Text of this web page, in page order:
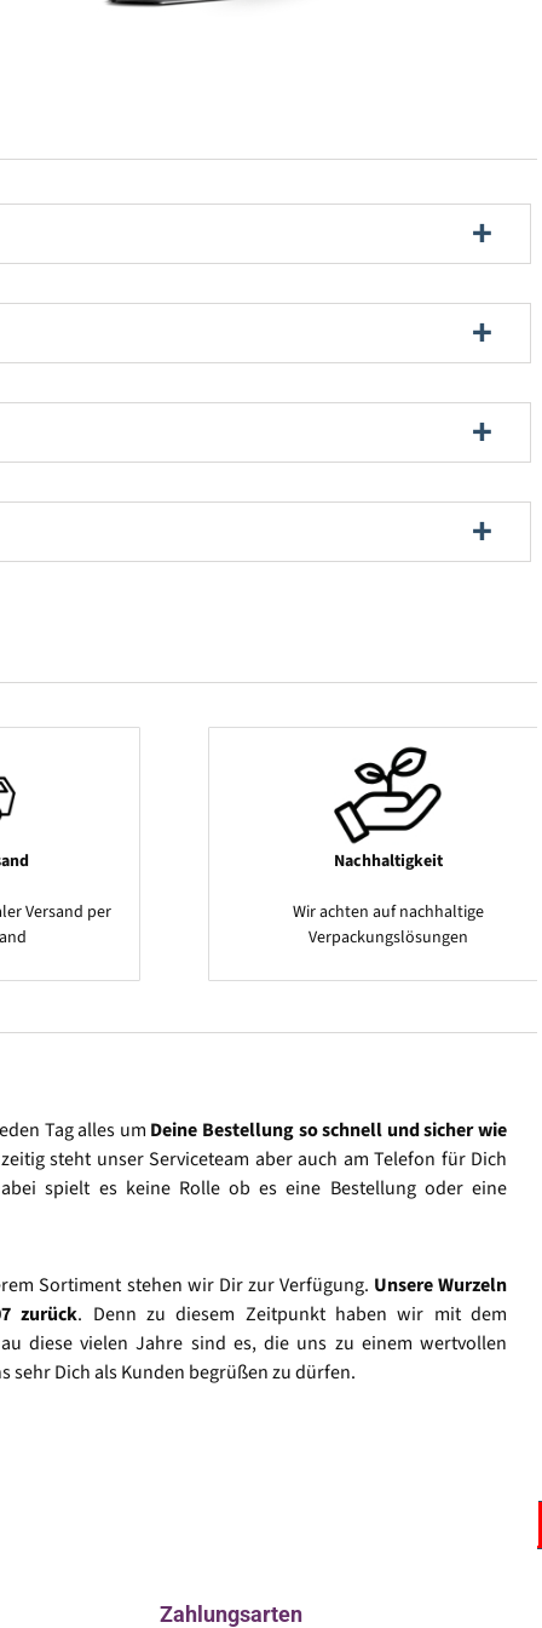
Versand per
Nachhaltigkeit
Wir achten auf nachhaltige
Verpackungslösungen
Tag alles um Deine Bestellung so schnell und sicher wie
steht unser Serviceteam aber auch am Telefon für Dich
spielt es keine Rolle ob es eine Bestellung oder eine
Sortiment stehen wir Dir zur Verfügung. Unsere Wurzeln
zurück. Denn zu diesem Zeitpunkt haben wir mit dem
diese vielen Jahre sind es, die uns zu einem wertvollen
sehr Dich als Kunden begrüßen zu dürfen.
Zahlungsarten